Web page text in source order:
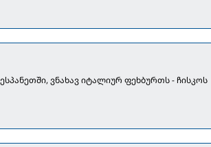
ვნახავ იტალიურ ფეხბურთს - ჩისკოს